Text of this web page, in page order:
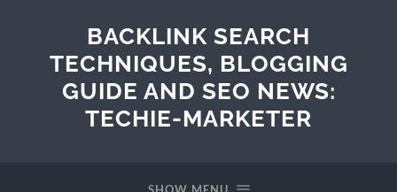
BACKLINK SEARCH
TECHNIQUES, BLOGGING
GUIDE AND SEO NEWS:
TECHIE-MARKETER